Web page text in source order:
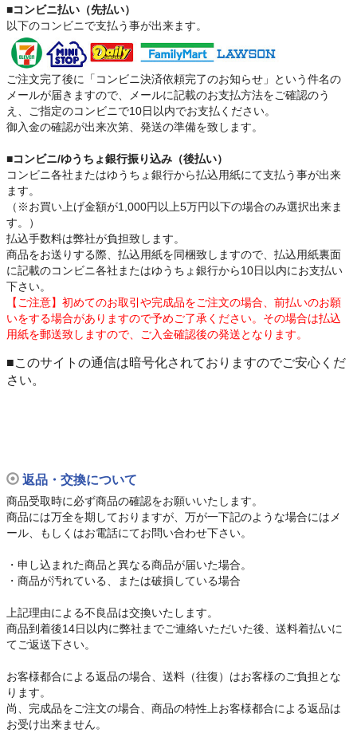
■コンビニ払い（先払い）
以下のコンビニで支払う事が出来ます。
ご注文完了後に「コンビニ決済依頼完了のお知らせ」という件名の
メールが届きますので、メールに記載のお支払方法をご確認のう
え、ご指定のコンビニで10日以内でお支払ください。
御入金の確認が出来次第、発送の準備を致します。
■コンビニ/ゆうちょ銀行振り込み（後払い）
コンビニ各社またはゆうちょ銀行から払込用紙にて支払う事が出来
ます。
（※お買い上げ金額が1,000円以上5万円以下の場合のみ選択出来ま
す。）
払込手数料は弊社が負担致します。
商品をお送りする際、払込用紙を同梱致しますので、払込用紙裏面
に記載のコンビニ各社またはゆうちょ銀行から10日以内にお支払い
下さい。
【ご注意】初めてのお取引や完成品をご注文の場合、前払いのお願
いをする場合がありますので予めご了承ください。その場合は払込
用紙を郵送致しますので、ご入金確認後の発送となります。
■このサイトの通信は暗号化されておりますのでご安心くだ
さい。
返品・交換について
商品受取時に必ず商品の確認をお願いいたします。
商品には万全を期しておりますが、万が一下記のような場合にはメ
ール、もしくはお電話にてお問い合わせ下さい。
・申し込まれた商品と異なる商品が届いた場合。
・商品が汚れている、または破損している場合
上記理由による不良品は交換いたします。
商品到着後14日以内に弊社までご連絡いただいた後、送料着払いに
てご返送下さい。
お客様都合による返品の場合、送料（往復）はお客様のご負担とな
ります。
尚、完成品をご注文の場合、商品の特性上お客様都合による返品は
お受け出来ません。